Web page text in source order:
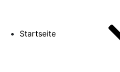
Startseite